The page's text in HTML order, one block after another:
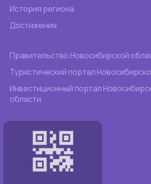
История региона
Достижения
Правительство Новосибирской
Туристический портал
Инвестиционный портал
области